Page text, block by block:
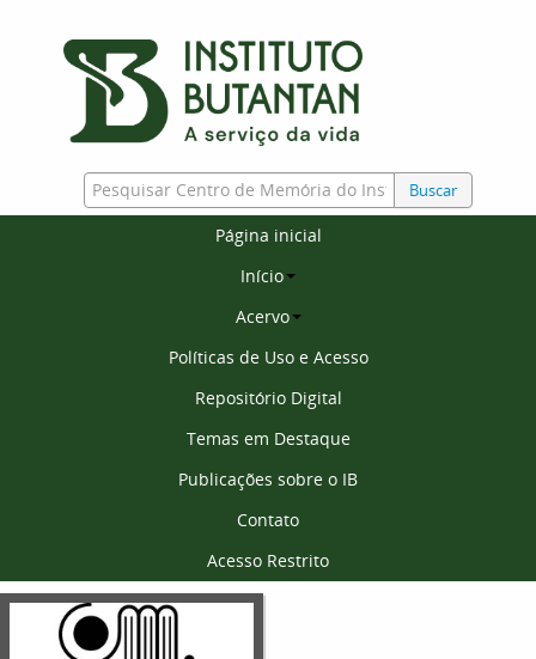
Buscar
Página inicial
Início
Acervo
Políticas de Uso e Acesso
Repositório Digital
Temas em Destaque
Publicações sobre o IB
Contato
Acesso Restrito